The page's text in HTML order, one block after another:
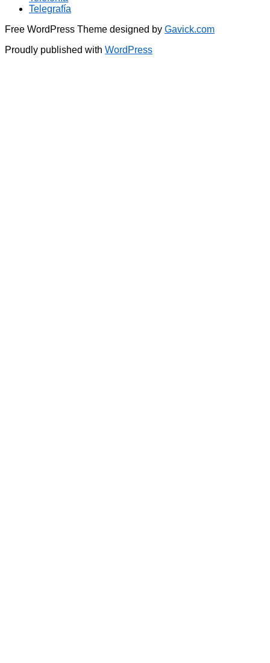
Telegrafía
Free WordPress Theme designed by Gavick.com
Proudly published with WordPress